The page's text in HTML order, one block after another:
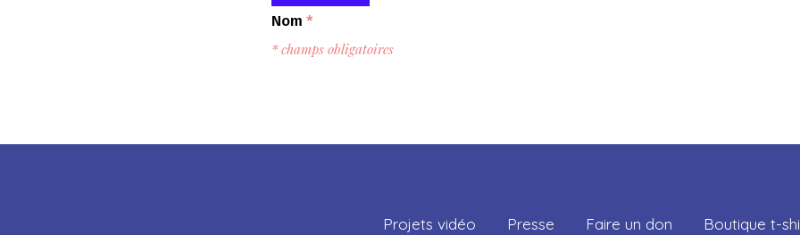
Nom *
* champs obligatoires
Projets vidéo Presse Faire un don Boutique t-